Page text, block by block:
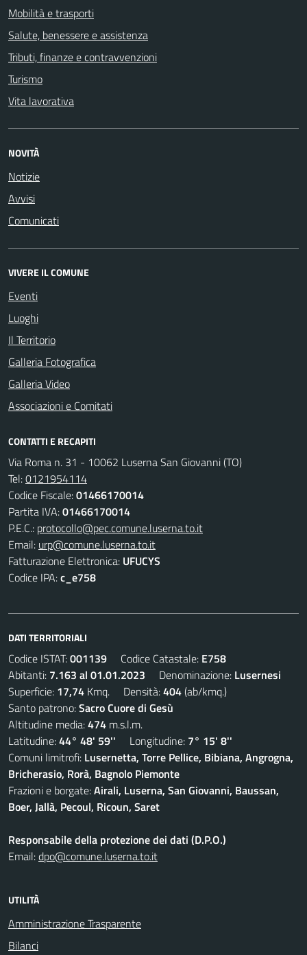
Mobilità e trasporti
Salute, benessere e assistenza
Tributi, finanze e contravvenzioni
Turismo
Vita lavorativa
NOVITÀ
Notizie
Avvisi
Comunicati
VIVERE IL COMUNE
Eventi
Luoghi
Il Territorio
Galleria Fotografica
Galleria Video
Associazioni e Comitati
CONTATTI E RECAPITI
Via Roma n. 31 - 10062 Luserna San Giovanni (TO)
Tel:0121954114
Codice Fiscale:01466170014
Partita IVA:01466170014
P.E.C.: protocollo@pec.comune.luserna.to.it
Email: urp@comune.luserna.to.it
Fatturazione Elettronica: UFUCYS
Codice IPA:c_e758
DATI TERRITORIALI
Codice ISTAT:001139 Codice Catastale: E758
Abitanti: 7.163 al 01.01.2023 Denominazione: Lusernesi
Superficie: 17,74 Kmq. Densità:404(ab/kmq.)
Santo patrono:Sacro Cuore di Gesù
Altitudine media:474 m.s.l.m.
Latitudine:44° 48' 59'' Longitudine: 7° 15' 8''
Comuni limitrofi: Lusernetta, Torre Pellice, Bibiana, Angrogna,
Bricherasio, Rorà, Bagnolo Piemonte
Frazioni e borgate:Airali, Luserna, San Giovanni, Baussan,
Boer, Jallà, Pecoul, Ricoun, Saret
Responsabile della protezione dei dati (D.P.O.)
Email:dpo@comune.luserna.to.it
UTILITÀ
Amministrazione Trasparente
Bilanci